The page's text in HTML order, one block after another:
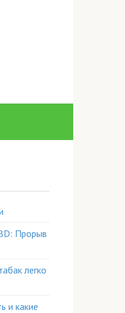
Прорыв
легко
и какие